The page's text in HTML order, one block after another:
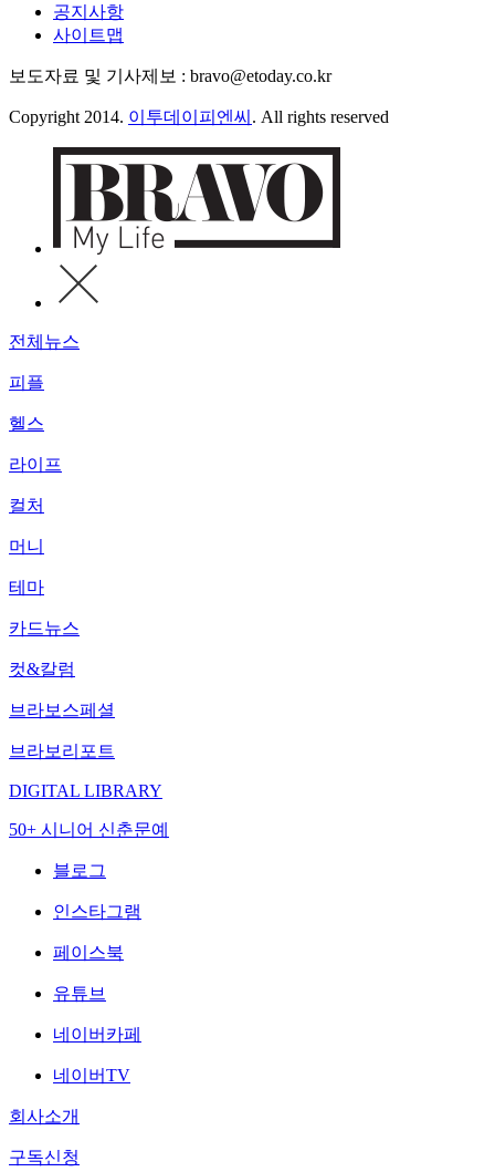
공지사항
사이트맵
보도자료 및 기사제보 : bravo@etoday.co.kr
Copyright 2014. 이투데이피엔씨 . All rights reserved
전체뉴스
피플
헬스
라이프
컬처
머니
테마
카드뉴스
컷&칼럼
브라보스페셜
브라보리포트
DIGITAL LIBRARY
50+ 시니어 신춘문예
블로그
인스타그램
페이스북
유튜브
네이버카페
네이버TV
회사소개
구독신청